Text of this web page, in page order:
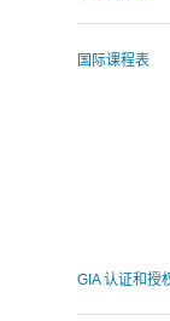
国际课程表
GIA 认证和授